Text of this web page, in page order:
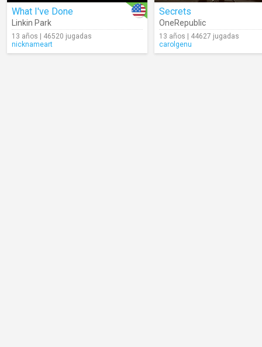
What I've Done
Linkin Park
13 años | 46520 jugadas
nicknameart
Secrets
OneRepublic
13 años | 44627 jugadas
carolgenu